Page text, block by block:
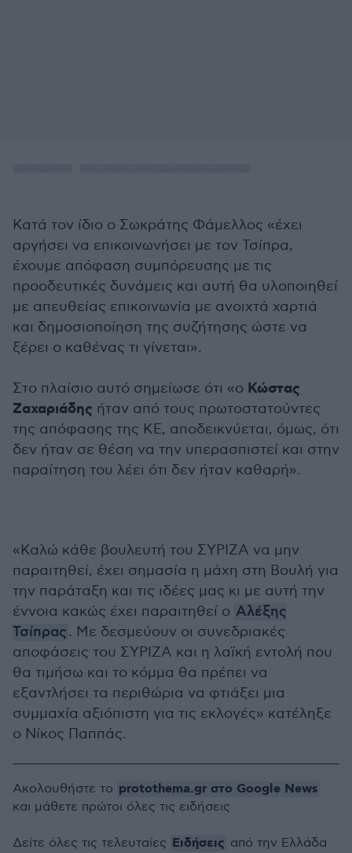
Κατά τον ίδιο ο Σωκράτης Φάμελλος «έχει
αργήσει να επικοινωνήσει με τον Τσίπρα,
έχουμε απόφαση συμπόρευσης με τις
προοδευτικές δυνάμεις και αυτή θα υλοποιηθεί
με απευθείας επικοινωνία με ανοιχτά χαρτιά
και δημοσιοποίηση της συζήτησης ώστε να
ξέρει ο καθένας τι γίνεται».
Στο πλαίσιο αυτό σημείωσε ότι «ο Κώστας
Ζαχαριάδης ήταν από τους πρωτοστατούντες
της απόφασης της ΚΕ, αποδεικνύεται, όμως, ότι
δεν ήταν σε θέση να την υπερασπιστεί και στην
παραίτηση του λέει ότι δεν ήταν καθαρή».
«Καλώ κάθε βουλευτή του ΣΥΡΙΖΑ να μην
παραιτηθεί, έχει σημασία η μάχη στη Βουλή για
την παράταξη και τις ιδέες μας κι με αυτή την
έννοια κακώς έχει παραιτηθεί ο Αλέξης
Τσίπρας. Με δεσμεύουν οι συνεδριακές
αποφάσεις του ΣΥΡΙΖΑ και η λαϊκή εντολή που
θα τιμήσω και το κόμμα θα πρέπει να
εξαντλήσει τα περιθώρια να φτιάξει μια
συμμαχία αξιόπιστη για τις εκλογές» κατέληξε
ο Νίκος Παππάς.
Ακολουθήστε το protothema.gr στο Google News
και μάθετε πρώτοι όλες τις ειδήσεις
Δείτε όλες τις τελευταίες Ειδήσεις από την Ελλάδα